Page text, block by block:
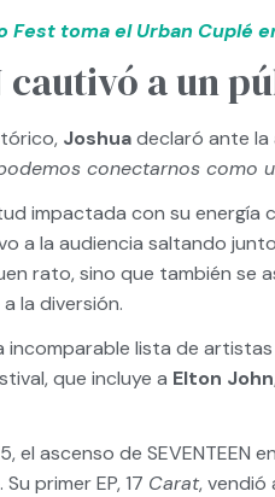
Fest toma el Urban Cuplé
cautivó a un
Joshuadeclaró ante la
conectarnos como
impactada con su
a la audiencia saltando
rato, sino que también se
la diversión.
incomparable lista de
que incluye a Elton
el ascenso de SEVENTEEN
primer EP, 17 Carat, vendió